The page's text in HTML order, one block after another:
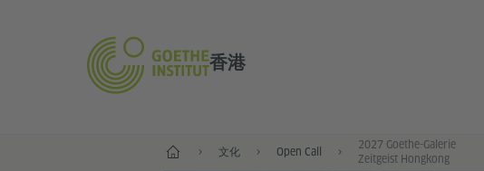
香港
首頁 文化 Open Call
2027 Goethe-Galerie
Zeitgeist Hongkong